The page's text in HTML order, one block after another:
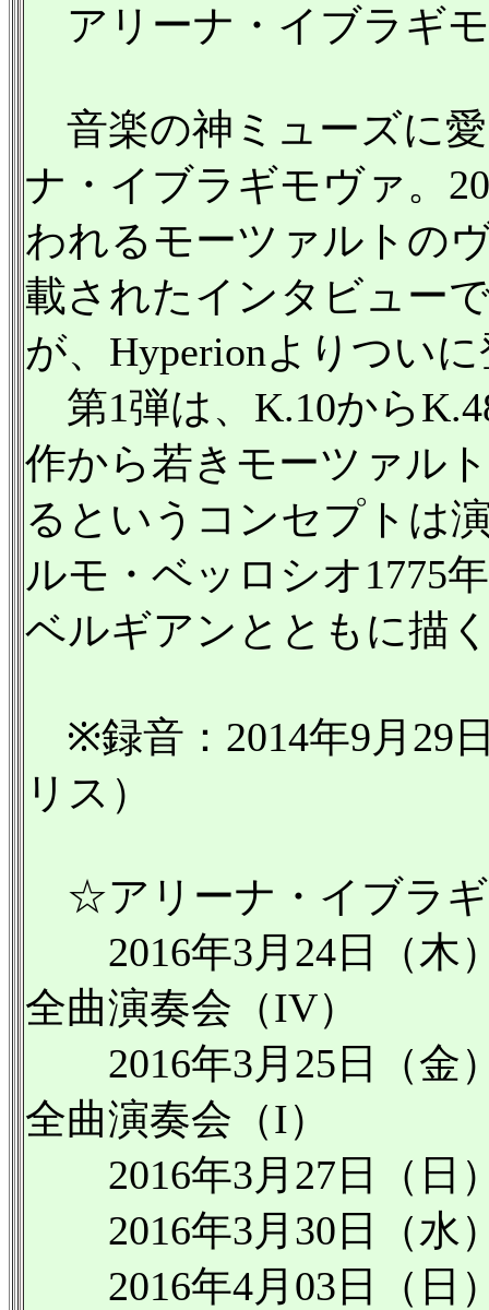
アリーナ・イブラギ
音楽の神ミューズに
ナ・イブラギモヴァ。
われるモーツァルトの
載されたインタビュー
が、Hyperionよりつい
第1弾は、K.10から
作から若きモーツァル
るというコンセプトは
ルモ・ベッロシオ1775
ベルギアンとともに描
※録音：2014年9月29
リス）
☆アリーナ・イブラギ
2016年3月24日（木
全曲演奏会（IV）
2016年3月25日（金
全曲演奏会（I）
2016年3月27日（日
2016年3月30日（水
2016年4月03日（日